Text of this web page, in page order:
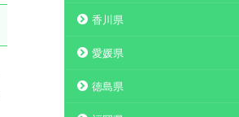
香川県
愛媛県
徳島県